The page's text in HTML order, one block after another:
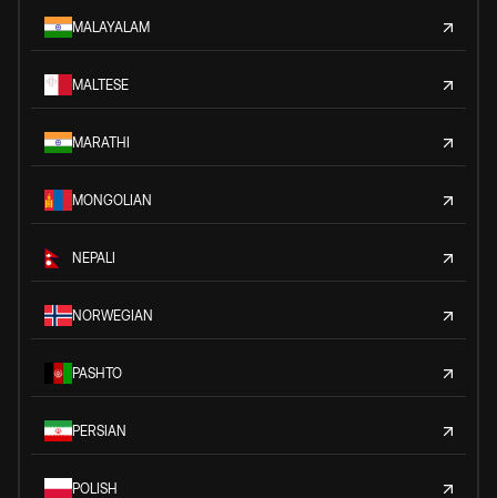
MALAYALAM
MALTESE
MARATHI
MONGOLIAN
NEPALI
NORWEGIAN
PASHTO
PERSIAN
POLISH